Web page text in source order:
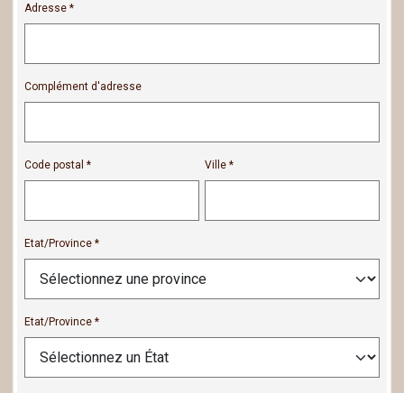
Adresse
Complément d'adresse
Code postal Ville
Etat/Province
Etat/Province